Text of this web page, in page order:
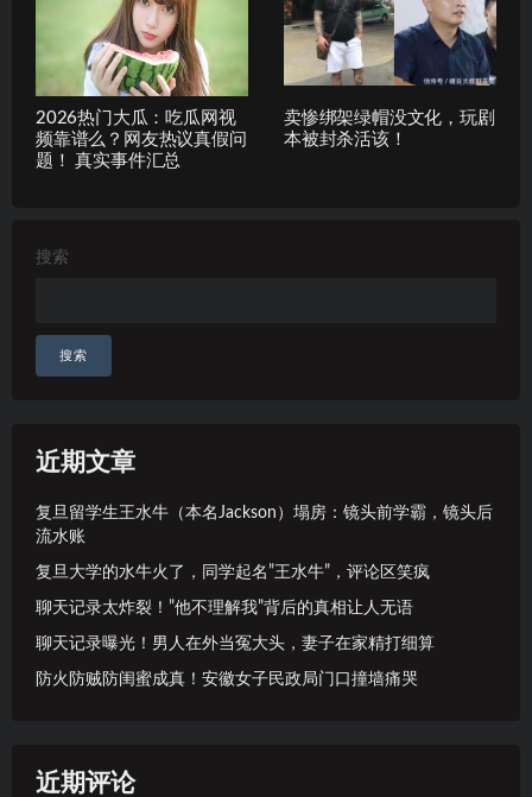
2026热门大瓜：吃瓜网视
频靠谱么？网友热议真假问
题！ 真实事件汇总
卖惨绑架绿帽没文化，玩剧
本被封杀活该！
搜索
搜索
近期文章
复旦留学生王水牛（本名Jackson）塌房：镜头前学霸，镜头后
流水账
复旦大学的水牛火了，同学起名”王水牛”，评论区笑疯
聊天记录太炸裂！”他不理解我”背后的真相让人无语
聊天记录曝光！男人在外当冤大头，妻子在家精打细算
防火防贼防闺蜜成真！安徽女子民政局门口撞墙痛哭
近期评论